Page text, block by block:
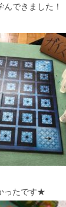
んできました！
ったです★